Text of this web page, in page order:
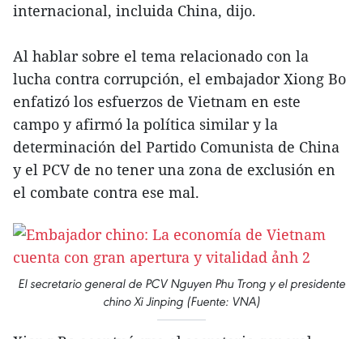
internacional, incluida China, dijo.
Al hablar sobre el tema relacionado con la
lucha contra corrupción, el embajador Xiong Bo
enfatizó los esfuerzos de Vietnam en este
campo y afirmó la política similar y la
determinación del Partido Comunista de China
y el PCV de no tener una zona de exclusión en
el combate contra ese mal.
El secretario general de PCV Nguyen Phu Trong y el presidente
chino Xi Jinping (Fuente: VNA)